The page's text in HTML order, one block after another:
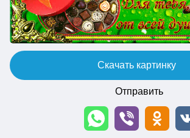
Скачать картинку
Отправить